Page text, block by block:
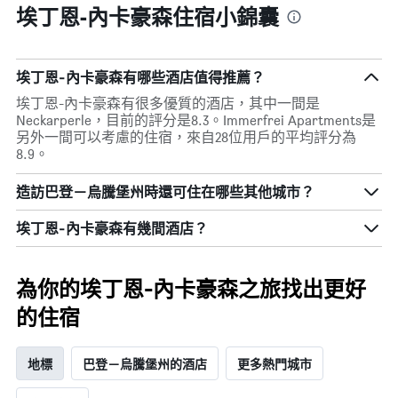
埃丁恩-內卡豪森住宿小錦囊
埃丁恩-內卡豪森有哪些酒店值得推薦？
埃丁恩-內卡豪森有很多優質的酒店，其中一間是
Neckarperle，目前的評分是8.3。Immerfrei Apartments是
另外一間可以考慮的住宿，來自28位用戶的平均評分為
8.9。
造訪巴登－烏騰堡州​時還可住在哪些其他城市？
埃丁恩-內卡豪森​有幾間酒店？
為你的埃丁恩-內卡豪森之旅找出更好
的住宿
地標 巴登－烏騰堡州的酒店 更多熱門城市